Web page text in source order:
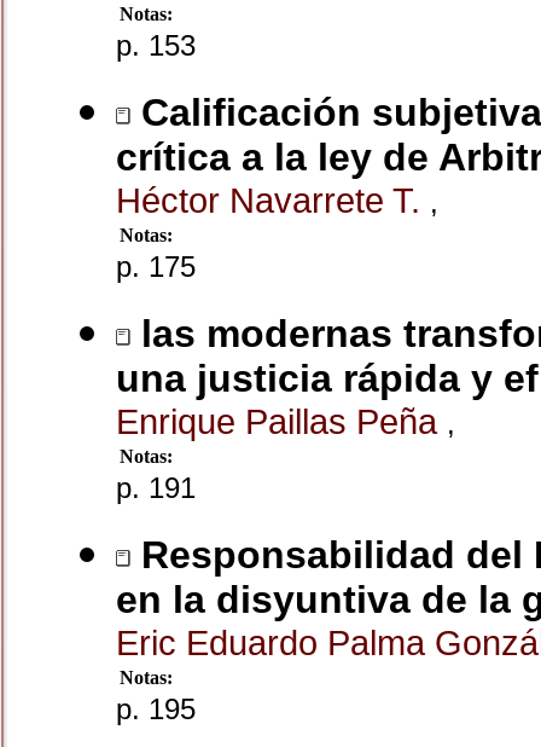
Notas:
p. 153
Calificación
crítica a la ley de
Héctor Navarrete T. ,
Notas:
p. 175
las modernas
una justicia rápida y
Enrique Paillas Peña ,
Notas:
p. 191
Responsabilidad del
en la disyuntiva de la
Eric Eduardo Palma
Notas:
p. 195